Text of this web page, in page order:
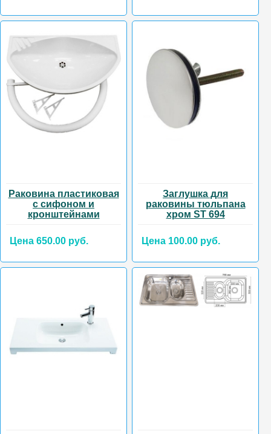
Раковина пластиковая
с сифоном и
кронштейнами
Цена 650.00 руб.
Заглушка для
раковины тюльпана
хром ST 694
Цена 100.00 руб.